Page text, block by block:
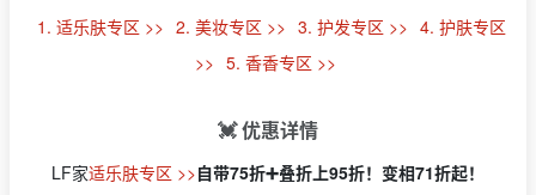
1. 适乐肤专区 >> 2. 美妆专区 >> 3. 护发专区 >> 4. 护肤专区
>> 5. 香香专区 >>
💓 优惠详情
LF家适乐肤专区 >>自带75折➕叠折上95折！变相71折起！